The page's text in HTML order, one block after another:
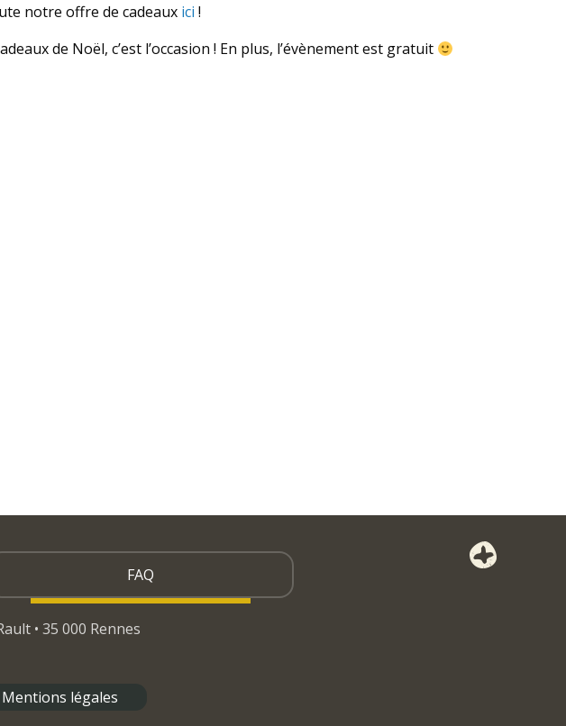
notre offre de cadeaux ici !
de Noël, c’est l’occasion ! En plus, l’évènement est gratuit
FAQ
• 35 000 Rennes
Mentions légales